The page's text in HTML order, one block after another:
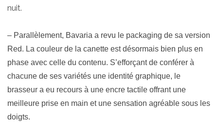
nuit.
– Parallèlement, Bavaria a revu le packaging de sa version
Red. La couleur de la canette est désormais bien plus en
phase avec celle du contenu. S’efforçant de conférer à
chacune de ses variétés une identité graphique, le
brasseur a eu recours à une encre tactile offrant une
meilleure prise en main et une sensation agréable sous les
doigts.